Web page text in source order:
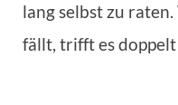
lang selbst zu
fällt, trifft es doppelt